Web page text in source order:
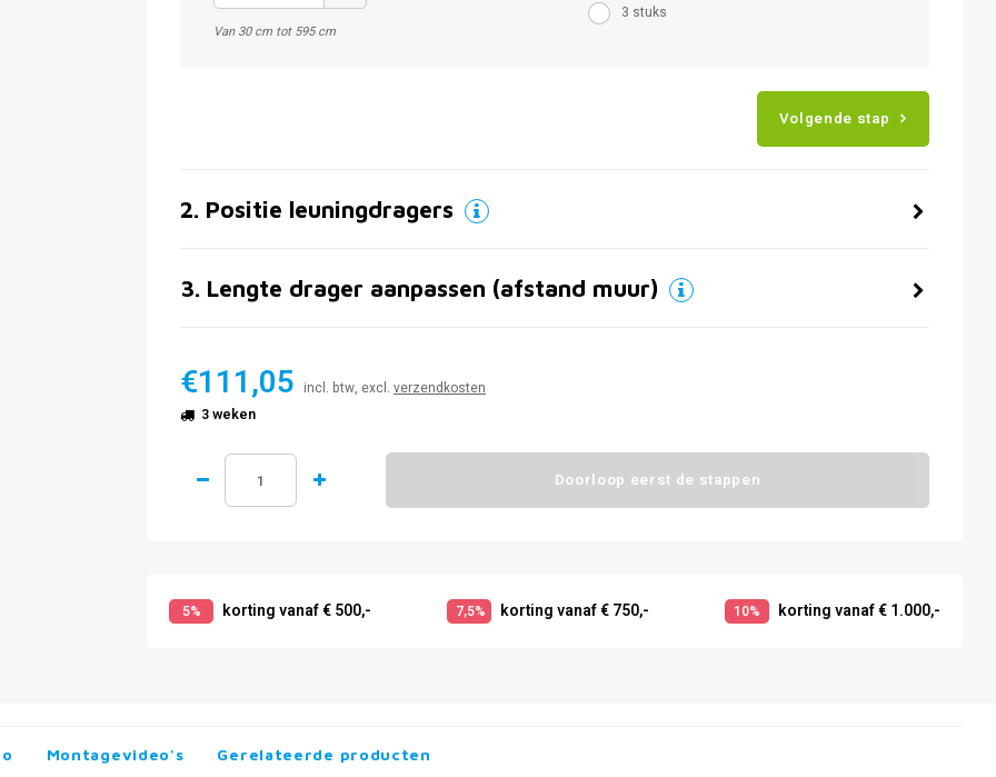
Van 30 cm tot 595 cm
3 stuks
Volgende stap
2. Positie leuningdragers
3. Lengte drager aanpassen (afstand muur)
€111,05 incl. btw, excl. verzendkosten
3 weken
Doorloop eerst de stappen
5% korting vanaf € 500,- 7,5% korting vanaf € 750,- 10% korting vanaf € 1.000,-
Montagevideo's Gerelateerde producten